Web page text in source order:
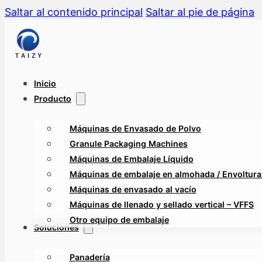
Saltar al contenido principal Saltar al pie de página
Inicio
Producto
Máquinas de Envasado de Polvo
Granule Packaging Machines
Máquinas de Embalaje Líquido
Máquinas de embalaje en almohada /
Máquinas de envasado al vacío
Máquinas de llenado y sellado vertical – VFFS
Otro equipo de embalaje
Soluciones
Panadería